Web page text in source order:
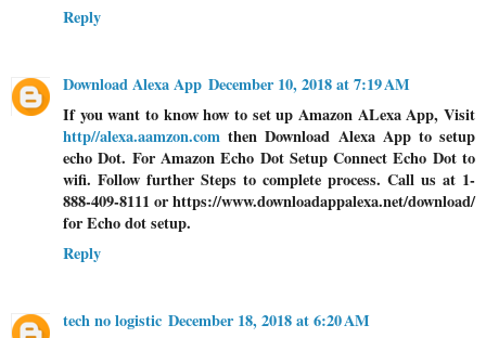
Reply
Download Alexa App December 10, 2018 at 7:19 AM
If you want to know how to set up Amazon ALexa App, Visit
http//alexa.aamzon.com then Download Alexa App to setup
echo Dot. For Amazon Echo Dot Setup Connect Echo Dot to
wifi. Follow further Steps to complete process. Call us at 1-
888-409-8111 or https://www.downloadappalexa.net/download/
for Echo dot setup.
Reply
tech no logistic December 18, 2018 at 6:20 AM